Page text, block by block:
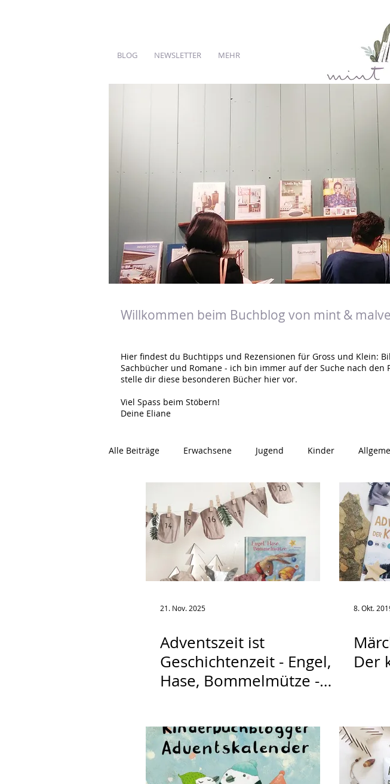
BLOG NEWSLETTER MEHR
Willkommen beim Buchblog von mint & malve
Hier findest du Buchtipps und Rezensionen für Gross und Klein:
Sachbücher und Romane - ich bin immer auf der Suche nach den
stelle dir diese besonderen Bücher hier vor.
Viel Spass beim Stöbern!
Deine Eliane
Alle Beiträge Erwachsene Jugend Kinder
21. Nov. 2025
Adventszeit ist
Geschichtenzeit - Engel,
Hase, Bommelmütze -
8. Okt.
Der